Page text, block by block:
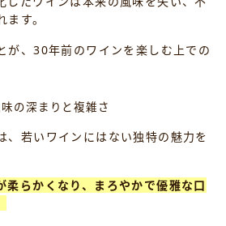
す。
が、30年前のワインを楽しむ上での
の深まりと複雑さ
、若いワインにはない独特の魅力を
柔らかくなり、まろやかで優雅な口